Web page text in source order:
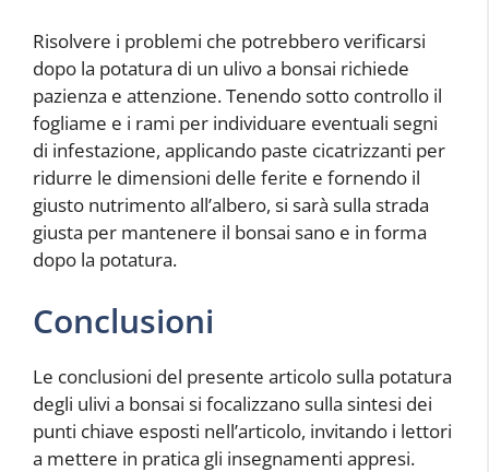
Risolvere i problemi che potrebbero verificarsi
dopo la potatura di un ulivo a bonsai richiede
pazienza e attenzione. Tenendo sotto controllo il
fogliame e i rami per individuare eventuali segni
di infestazione, applicando paste cicatrizzanti per
ridurre le dimensioni delle ferite e fornendo il
giusto nutrimento all’albero, si sarà sulla strada
giusta per mantenere il bonsai sano e in forma
dopo la potatura.
Conclusioni
Le conclusioni del presente articolo sulla potatura
degli ulivi a bonsai si focalizzano sulla sintesi dei
punti chiave esposti nell’articolo, invitando i lettori
a mettere in pratica gli insegnamenti appresi.